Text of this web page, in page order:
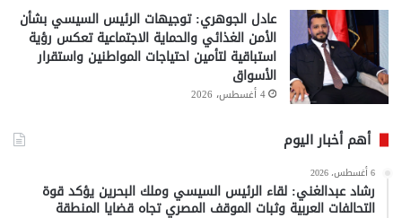
عادل الجوهري: توجيهات الرئيس السيسي بشأن
الأمن الغذائي والحماية الاجتماعية تعكس رؤية
استباقية لتأمين احتياجات المواطنين واستقرار
الأسواق
4 أغسطس، 2026
أهم أخبار اليوم
6 أغسطس، 2026
رشاد عبدالغني: لقاء الرئيس السيسي وملك البحرين يؤكد قوة
التحالفات العربية وثبات الموقف المصري تجاه قضايا المنطقة